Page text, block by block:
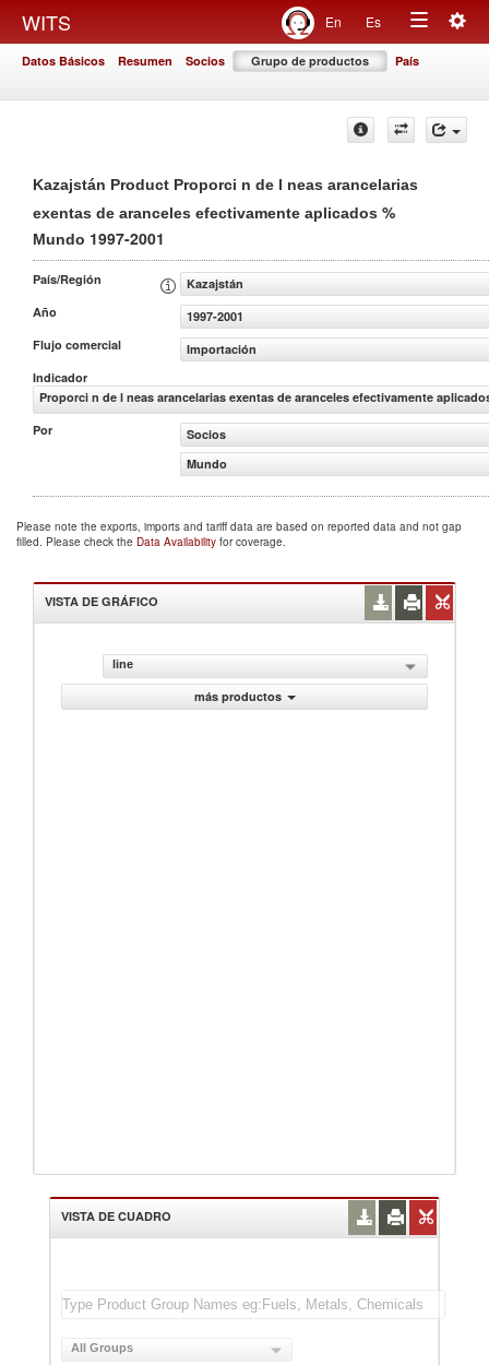
WITS En Es
Toggle
Datos Básicos Resumen Socios Grupo de productos País
Kazajstán Product Proporci n de l neas arancelarias
exentas de aranceles efectivamente aplicados %
Mundo 1997-2001
País/Región
Kazajstán
Año
1997-2001
Flujo comercial
Importación
Indicador
Proporci n de l neas arancelarias exentas de aranceles efectivamente
Por
Socios
Mundo
Please note the exports, imports and tariff data are based on reported data and not gap
filled. Please check the Data Availability for coverage.
VISTA DE GRÁFICO
line
más productos
VISTA DE CUADRO
All Groups